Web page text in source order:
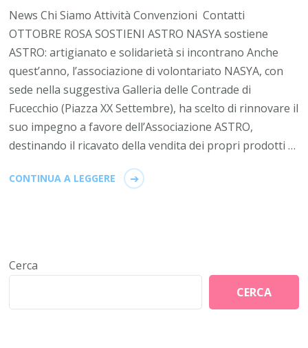
News Chi Siamo Attività Convenzioni Contatti
OTTOBRE ROSA SOSTIENI ASTRO NASYA sostiene
ASTRO: artigianato e solidarietà si incontrano Anche
quest’anno, l’associazione di volontariato NASYA, con
sede nella suggestiva Galleria delle Contrade di
Fucecchio (Piazza XX Settembre), ha scelto di rinnovare il
suo impegno a favore dell’Associazione ASTRO,
destinando il ricavato della vendita dei propri prodotti …
CONTINUA A LEGGERE
Cerca
CERCA